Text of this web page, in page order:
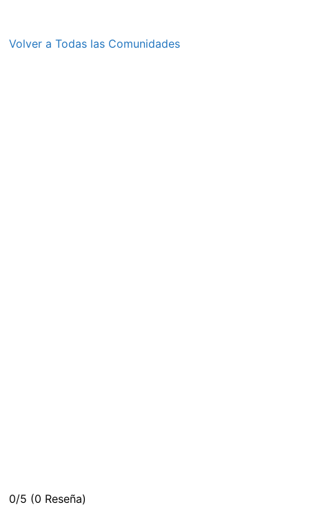
Volver a Todas las Comunidades
0/5 (0 Reseña)